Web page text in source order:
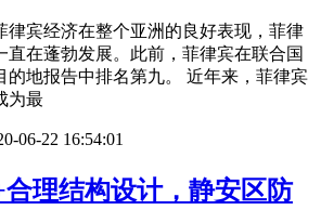
律宾经济在整个亚洲的良好表现，菲律
直在蓬勃发展。此前，菲律宾在联合国
的地报告中排名第九。 近年来，菲律宾
为最
06-22 16:54:01
理结构设计，静安区防